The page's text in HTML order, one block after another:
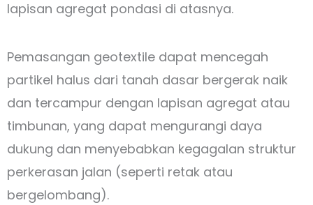
lapisan agregat pondasi di atasnya.
Pemasangan geotextile dapat mencegah
partikel halus dari tanah dasar bergerak naik
dan tercampur dengan lapisan agregat atau
timbunan, yang dapat mengurangi daya
dukung dan menyebabkan kegagalan struktur
perkerasan jalan (seperti retak atau
bergelombang).